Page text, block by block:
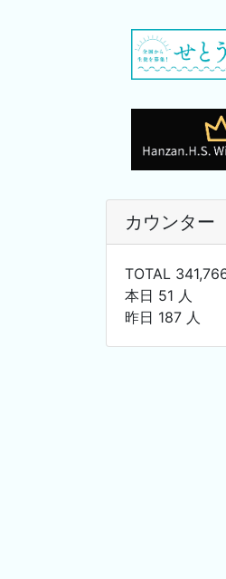
カウンター
TOTAL
本日 51 人
昨日 187 人